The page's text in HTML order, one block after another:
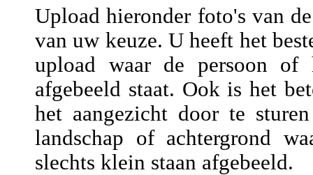
Upload hieronder foto's van
van uw keuze. U heeft het
upload waar de persoon of
afgebeeld staat. Ook is het
het aangezicht door te
landschap of achtergrond
slechts klein staan afgebeeld.